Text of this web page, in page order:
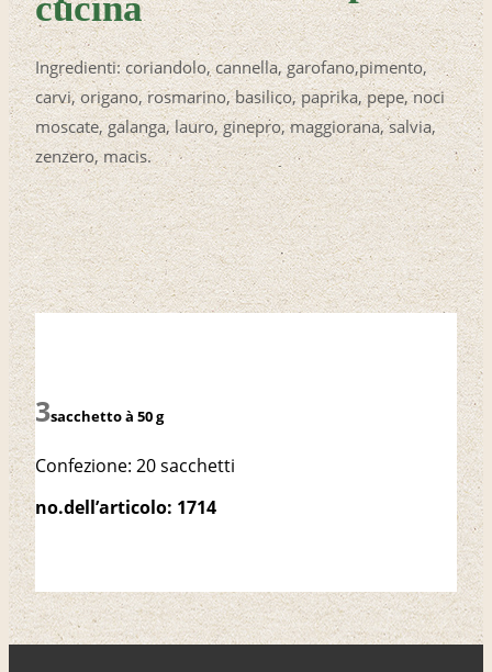
Ingredienti: coriandolo, cannella, garofano,pimento,
carvi, origano, rosmarino, basilico, paprika, pepe, noci
moscate, galanga, lauro, ginepro, maggiorana, salvia,
zenzero, macis.
sacchetto à 50 g
Confezione: 20 sacchetti
no.dell’articolo: 1714